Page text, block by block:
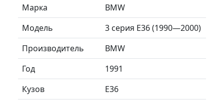
Марка
BMW
Модель
3 серия E36 (1990—2000)
Производитель
BMW
Год
1991
Кузов
E36